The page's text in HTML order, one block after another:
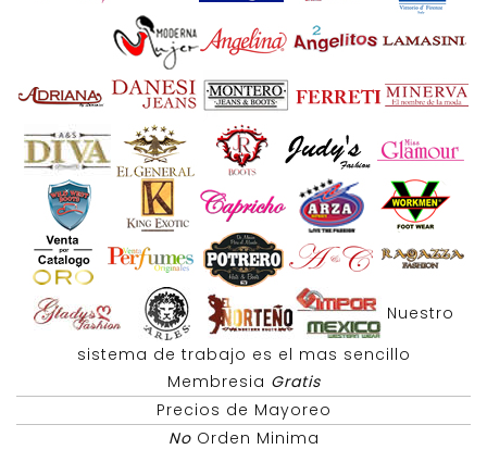
Nuestro
sistema de trabajo es el mas sencillo
Membresia Gratis
Precios de Mayoreo
NoOrden Minima